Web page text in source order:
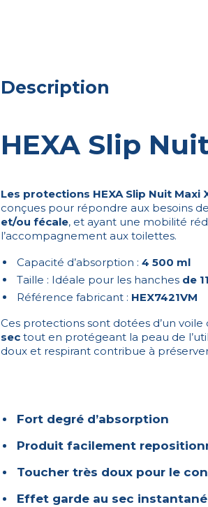
Description
HEXA Slip
Les protections HEXA Slip Nuit Maxi
conçues pour répondre aux besoins
et/ou fécale, et ayant une mobilité
l’accompagnement aux toilettes.
Capacité d’absorption : 4 500 ml
Taille : Idéale pour les hanches de
Référence fabricant : HEX7421VM
Ces protections sont dotées d’un voile
sec tout en protégeant la peau de
doux et respirant contribue à
Fort degré d’absorption
Produit facilement
Toucher très doux pour le
Effet garde au sec instantané